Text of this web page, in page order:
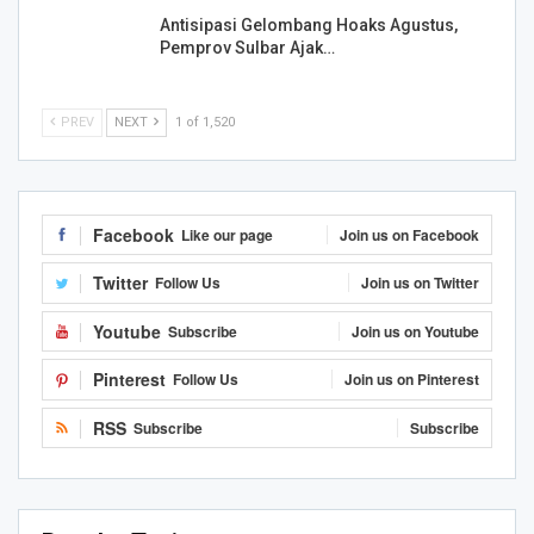
Antisipasi Gelombang Hoaks Agustus,
Pemprov Sulbar Ajak…
PREV NEXT 1 of 1,520
Facebook Like our page Join us on Facebook
Twitter Follow Us Join us on Twitter
Youtube Subscribe Join us on Youtube
Pinterest Follow Us Join us on Pinterest
RSS Subscribe Subscribe